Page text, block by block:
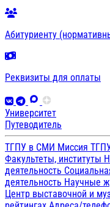
Абитуриенту
Реквизиты для оплаты
Университет
Путеводитель
ТГПУ в СМИ Миссия
Факультеты, институты
деятельность
деятельность Научные
Центр выставочной и